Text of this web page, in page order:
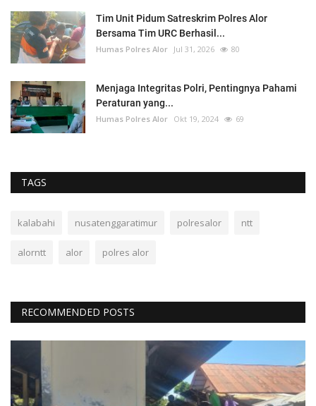
Tim Unit Pidum Satreskrim Polres Alor
Bersama Tim URC Berhasil...
Humas Polres Alor Jul 31, 2026 80
Menjaga Integritas Polri, Pentingnya Pahami
Peraturan yang...
Humas Polres Alor Okt 19, 2024 69
TAGS
kalabahi nusatenggaratimur polresalor ntt
alorntt alor polres alor
RECOMMENDED POSTS